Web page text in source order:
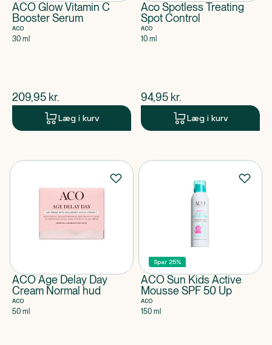
ACO Glow Vitamin C
Booster Serum
ACO
30 ml
$nuværende pris
209,95 kr.
Læg i kurv
Aco Spotless Treating
Spot Control
ACO
10 ml
$nuværende pris
94,95 kr.
Læg i kurv
ACO Age Delay Day
Cream Normal hud
ACO
50 ml
Spar 25%
ACO Sun Kids Active
Mousse SPF 50 Up
ACO
150 ml